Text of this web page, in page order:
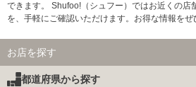
できます。 Shufoo!（シュフー）ではお近くの店
を、手軽にご確認いただけます。お得な情報をぜ
お店を探す
都道府県から探す